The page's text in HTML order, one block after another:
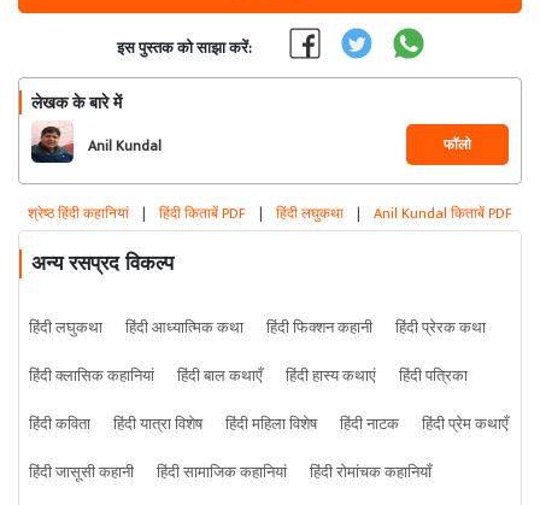
इस पुस्तक को साझा करें:
लेखक के बारे में
Anil Kundal फॉलो
श्रेष्ठ हिंदी कहानियां | हिंदी किताबें PDF | हिंदी लघुकथा | Anil Kundal किताबें PDF
अन्य रसप्रद विकल्प
हिंदी लघुकथा हिंदी आध्यात्मिक कथा हिंदी फिक्शन कहानी
हिंदी प्रेरक कथा
हिंदी क्लासिक कहानियां
हिंदी बाल कथाएँ हिंदी हास्य कथाएं
हिंदी पत्रिका
हिंदी कविता
हिंदी यात्रा विशेष हिंदी महिला विशेष हिंदी नाटक
हिंदी प्रेम कथाएँ
हिंदी जासूसी कहानी
हिंदी सामाजिक कहानियां हिंदी रोमांचक कहानियाँ